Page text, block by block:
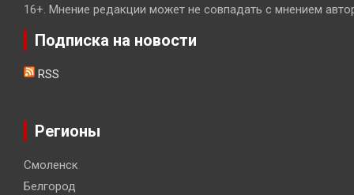
16+. Мнение редакции может не совпадать с мнением
Подписка на новости
RSS
Регионы
Смоленск
Белгород